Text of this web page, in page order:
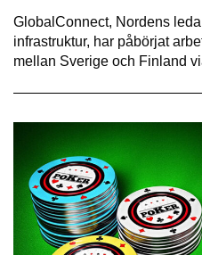
GlobalConnect, Nordens
infrastruktur, har påbörjat
mellan Sverige och Finland